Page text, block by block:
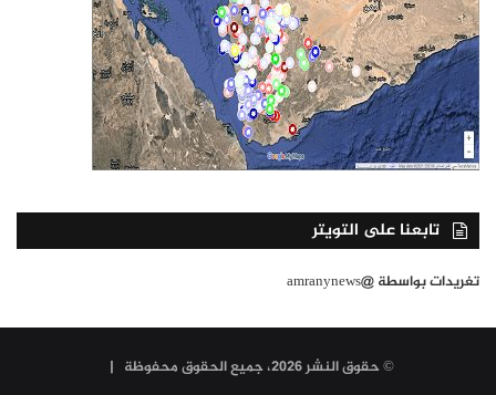
تابعنا على التويتر
تغريدات بواسطة @amranynews
© حقوق النشر 2026، جميع الحقوق محفوظة |